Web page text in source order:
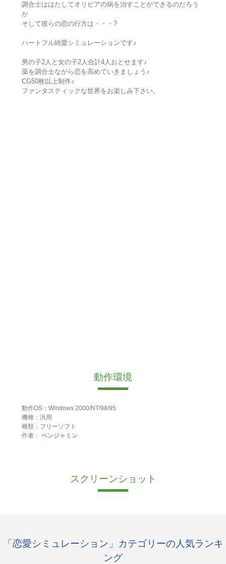
調合士ははたしてオリビアの病を治すことができるのだろう
か
そして彼らの恋の行方は・・・?
ハートフル純愛シミュレーションです♪
男の子2人と女の子2人合計4人おとせます♪
薬を調合士ながら恋を高めていきましょう♪
CG50枚以上制作♪
ファンタスティックな世界をお楽しみ下さい。
動作環境
動作OS：Windows 2000/NT/98/95
機種：汎用
種類：フリーソフト
作者： ベンジャミン
スクリーンショット
「恋愛シミュレーション」カテゴリーの人気ランキ
ング